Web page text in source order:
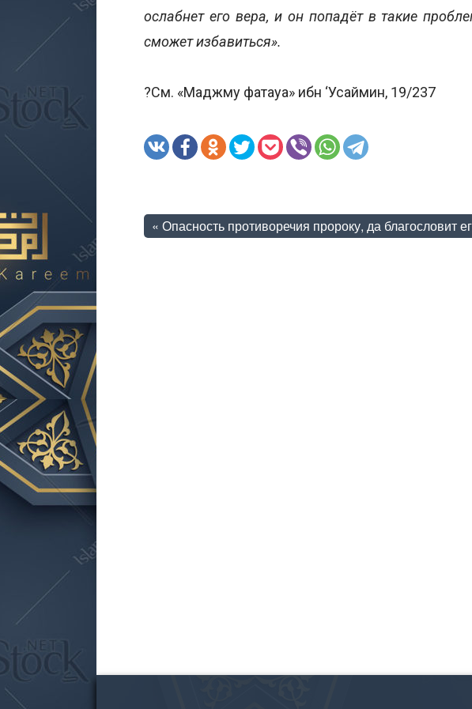
ослабнет его вера, и он попадёт в такие
сможет избавиться».
?См. «Маджму фатауа» ибн ‘Усаймин, 19/237
« Опасность противоречия пророку, да благословит